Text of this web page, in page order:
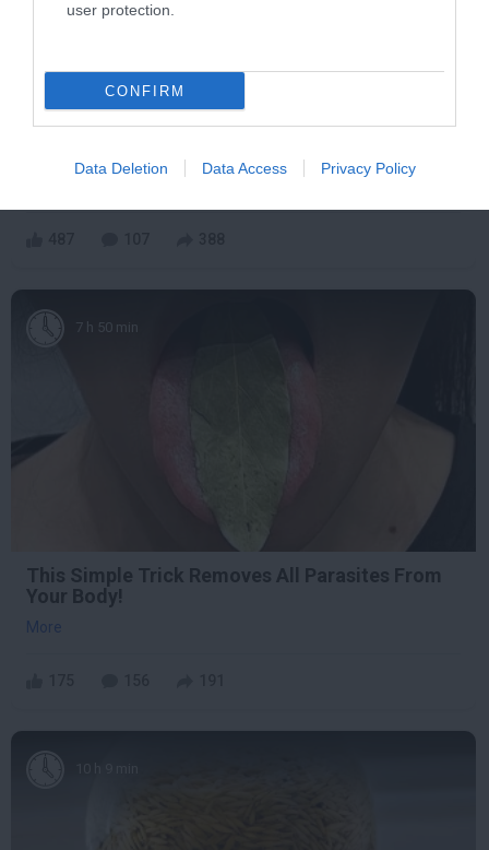
user protection.
CONFIRM
Data Deletion Data Access Privacy Policy
Stop Eating These 3 Foods That Are Known to
7 h 50 min
This Simple Trick Removes All Parasites From
Your Body!
More